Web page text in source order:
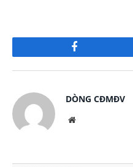
Facebook
DÒNG CĐMĐV
Website